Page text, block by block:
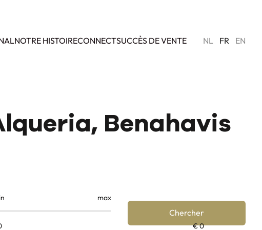
NOTRE HISTOIRECONNECTSUCCÈS DE VENTE NL FR EN
Benahavis
max
Chercher